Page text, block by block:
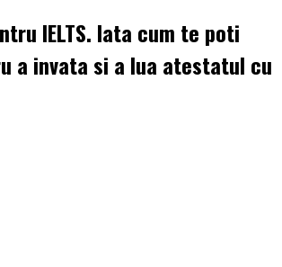
IELTS. Iata cum te poti
a invata si a lua atestatul cu